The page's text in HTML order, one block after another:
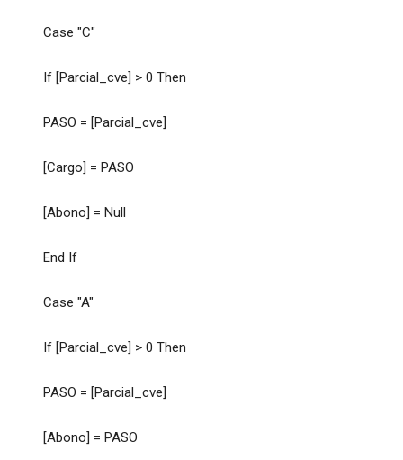
Case "C"
If [Parcial_cve] > 0 Then
PASO = [Parcial_cve]
[Cargo] = PASO
[Abono] = Null
End If
Case "A"
If [Parcial_cve] > 0 Then
PASO = [Parcial_cve]
[Abono] = PASO